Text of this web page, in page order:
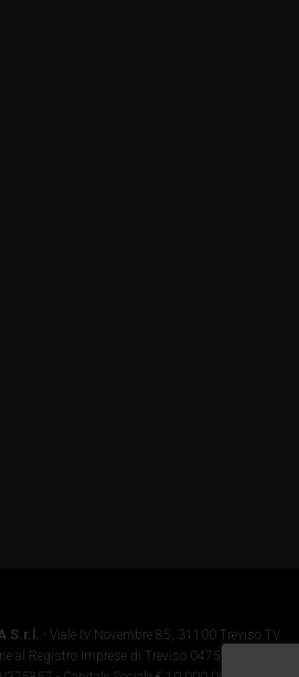
S.r.l.
- Viale IV Novembre 85, 31100 Treviso TV
al Registro Imprese di Treviso 04759890264 -